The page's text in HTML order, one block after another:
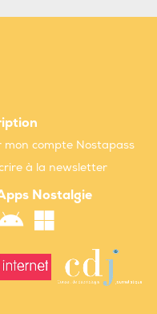
mon compte Nostapass
à la newsletter
Nostalgie